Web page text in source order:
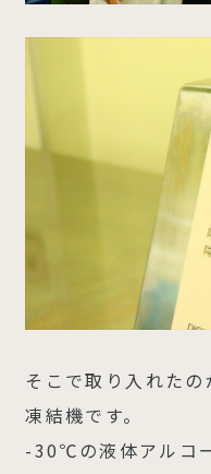
そこで取り入れた
凍結機です。
-30℃の液体アルコ